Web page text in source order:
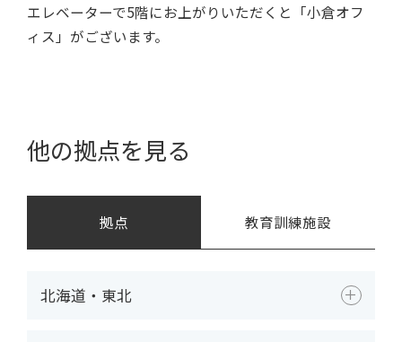
エレベーターで5階にお上がりいただくと「小倉オフ
ィス」がございます。
他の拠点を見る
拠点 教育訓練施設
北海道・東北